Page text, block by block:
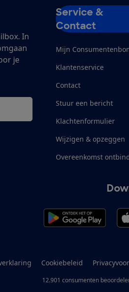
In
je
Service &
Contact
Mijn
Klantenservice
Contact
Stuur een bericht
Klachtenformulier
Wijzigen & opzeggen
Overeenkomst
Cookiebeleid
12.901 consumenten